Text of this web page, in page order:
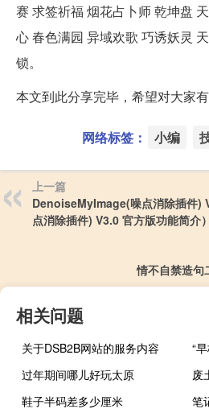
赛 求签祈福 烟花占卜师 乾坤盘
心 春色满园 异域欢歌 巧诱妖灵
锁。
本文到此分享完毕，希望对大家有
网络标签： 小编
上一篇
DenoiseMyImage(噪点消除插件)
点消除插件) V3.0 官方版功能简介）
情不自禁造句
相关问题
关于DSB2B网站的服务内容
“
过年期间哪儿好玩太原
废
鞋子半码差多少厘米
笔